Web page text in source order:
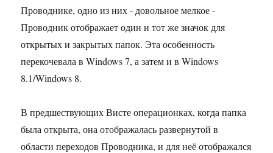
Проводнике, одно из них - довольное мелкое -
Проводник отображает один и тот же значок для
открытых и закрытых папок. Эта особенность
перекочевала в Windows 7, а затем и в Windows
8.1/Windows 8.
В предшествующих Висте операционках, когда папка
была открыта, она отображалась развернутой в
области переходов Проводника, и для неё отображался